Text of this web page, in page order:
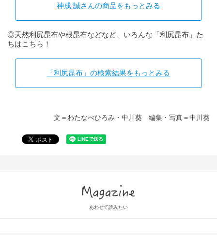
神成 誠さんの商品をもっとみる
◎天然利尻昆布や根昆布などなど、いろんな「利尻昆布」た
ちはこちら！
「利尻昆布」の検索結果をもっとみる
文＝わたなべひろみ・中川葵 編集・写真＝中川葵
あわせて読みたい